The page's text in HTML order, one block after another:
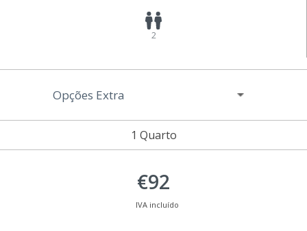
2
1 Quarto
Opções Extra
€92
IVA incluído